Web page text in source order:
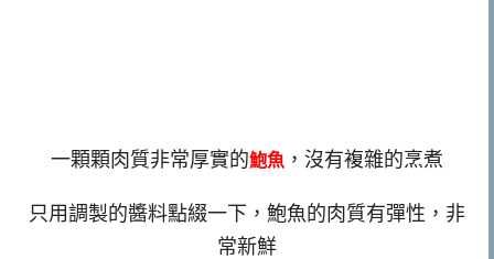
一顆顆肉質非常厚實的鮑魚 ，沒有複雜的烹煮
只用調製的醬料點綴一下，鮑魚的肉質有彈性，非
常新鮮